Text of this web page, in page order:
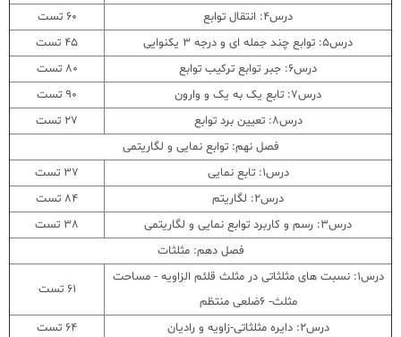
درس4: انتقال توابع
60 تست
درس5: توابع چند جمله ای و درجه 3 یکنوایی
45 تست
درس6: جبر توابع ترکیب توابع
80 تست
درس7: تابع یک به یک و وارون
90 تست
درس8: تعیین برد توابع
27 تست
فصل نهم: توابع نمایی و لگاریتمی
درس1: تابع نمایی
37 تست
درس2: لگاریتم
84 تست
درس3: رسم و کاربرد توابع نمایی و لگاریتمی
38 تست
فصل دهم: مثلثات
درس1: نسبت های مثلثاتی در مثلث قلئم الزاویه - مساحت
مثلث- 6ضلعی منتظم
61 تست
درس2: دایره مثلثاتی-زاویه و رادیان
64 تست